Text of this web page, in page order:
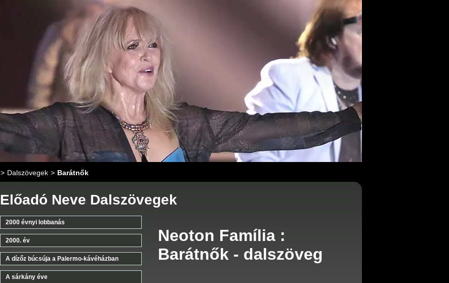
> Dalszövegek > Barátnők
Előadó Neve Dalszövegek
2000 évnyi lobbanás
2000. év
A dízőz búcsúja a Palermo-kávéházban
A sárkány éve
Neoton Família :
Barátnők - dalszöveg